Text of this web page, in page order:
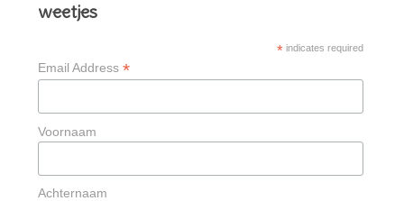
weetjes
*indicates required
Email Address *
Voornaam
Achternaam